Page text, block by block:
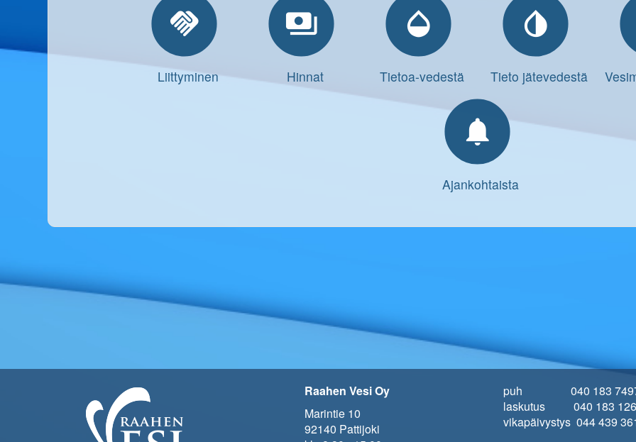
handshake
Liittyminen
payments
Hinnat
opacity
Tietoa-vedestä
invert_colors
Tieto jätevedestä
notifications
Ajankohtaista
Raahen Vesi Oy
Marintie 10
92140 Pattijoki
puh 040 183
laskutus 040 183
vikapäivystys 044 439